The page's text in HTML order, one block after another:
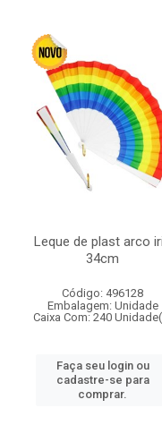
Leque de plast arco
34cm
Código: 496128
Embalagem: Unidade
Caixa Com: 240
Faça seu login ou
cadastre-se para
comprar.